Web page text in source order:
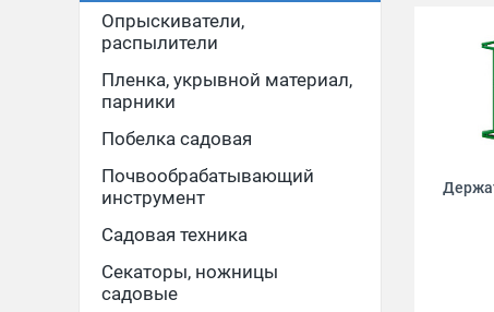
Опрыскиватели,
распылители
Пленка, укрывной материал,
парники
Побелка садовая
Почвообрабатывающий
инструмент
Садовая техника
Секаторы, ножницы
садовые